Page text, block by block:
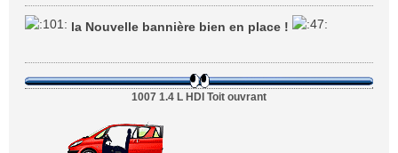
e
s
e
la Nouvelle bannière bien en place !
1007 1.4 L HDI Toit ouvrant